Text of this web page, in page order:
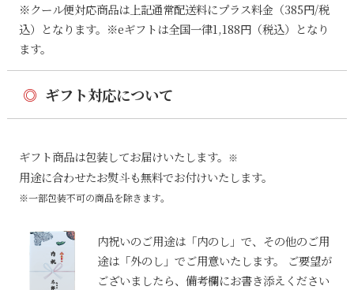
※クール便対応商品は上記通常配送料にプラス料金（385円/税
込）となります。※eギフトは全国一律1,188円（税込）となり
ます。
◎ ギフト対応について
ギフト商品は包装してお届けいたします。 ※
用途に合わせたお熨斗も無料でお付けいたします。
※一部包装不可の商品を除きます。
内祝いのご用途は「内のし」で、その他のご用
途は「外のし」でご用意いたします。 ご要望が
ございましたら、備考欄にお書き添えください